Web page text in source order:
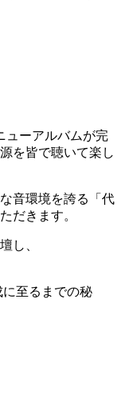
ューアルバムが完
を皆で聴いて楽し
音環境を誇る「代
だきます。
し、
至るまでの秘